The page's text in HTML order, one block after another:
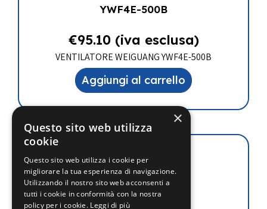
Aggiungi al carrello
YWF4E-500B
€95.10(iva esclusa)
VENTILATORE WEIGUANG YWF4E-500B
YWF4E-450S
×
Questo sito web utilizza
cookie
Questo sito web utilizza i cookie per
migliorare la tua esperienza di navigazione.
Utilizzando il nostro sito web acconsenti a
tutti i cookie in conformità con la nostra
policy per i cookie. Leggi di più